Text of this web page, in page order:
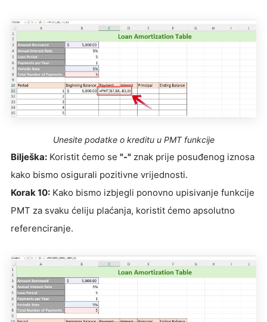
Unesite podatke o kreditu u PMT funkcije
Bilješka: Koristit ćemo se "-" znak prije posuđenog iznosa
kako bismo osigurali pozitivne vrijednosti.
Korak 10: Kako bismo izbjegli ponovno upisivanje funkcije
PMT za svaku ćeliju plaćanja, koristit ćemo apsolutno
referenciranje.